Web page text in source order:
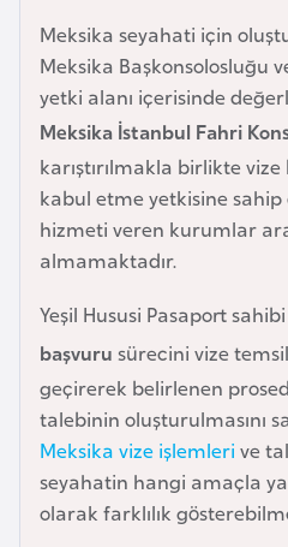
Meksika seyahati için
Meksika Başkonsolosluğu
yetki alanı içerisinde
Meksika İstanbul Fahri
karıştırılmakla birlikte
kabul etme yetkisine
hizmeti veren kurumlar
almamaktadır.
Yeşil Hususi Pasaport
başvuru sürecini vize
geçirerek belirlenen
talebinin oluşturulmasını
Meksika vize işlemleri ve
seyahatin hangi amaçla
olarak farklılık
y
n
B
a
n
g
l
a
e
ş